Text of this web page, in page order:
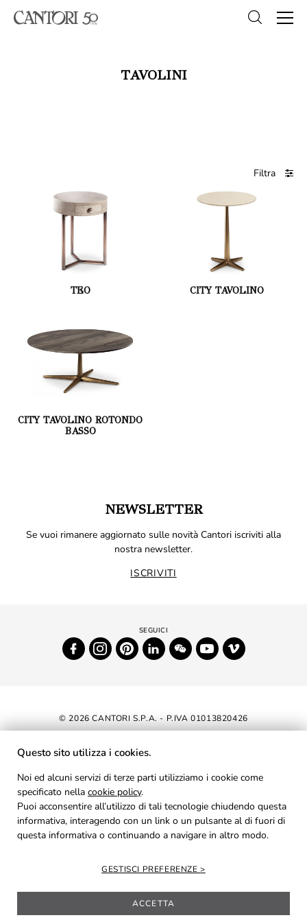
TAVOLINI
Filtra
TEO CITY TAVOLINO
CITY TAVOLINO ROTONDO
BASSO
NEWSLETTER
Se vuoi rimanere aggiornato sulle novità Cantori iscriviti alla
nostra newsletter.
ISCRIVITI
© 2026 CANTORI S.P.A. - P.IVA 01013820426
DICHIARAZIONE DI ACCESSIBILITÀ
AREA RISERVATA
PRIVACY
COOKIES
Questo sito utilizza i cookies.
Noi ed alcuni servizi di terze parti utilizziamo i cookie come
specificato nella cookie policy.
Puoi acconsentire all’utilizzo di tali tecnologie chiudendo questa
informativa, interagendo con un link o un pulsante al di fuori di
questa informativa o continuando a navigare in altro modo.
GESTISCI PREFERENZE
ACCETTA